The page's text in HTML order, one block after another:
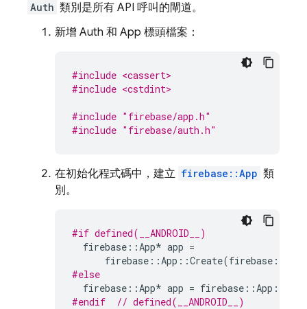
Auth 類別是所有 API 呼叫的閘道。
新增 Auth 和 App 標頭檔案：
#include <cassert>
#include <cstdint>
#include "firebase/app.h"
#include "firebase/auth.h"
在初始化程式碼中，建立 firebase::App 類
別。
#if defined(__ANDROID__)
firebase ::App* app =
firebase ::App ::Create(firebase ::
#else
firebase ::App* app = firebase ::App ::
#endif
// defined(__ANDROID__)